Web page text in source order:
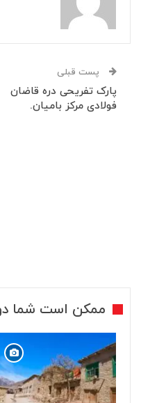
پست قبلی
پارک تفریحی دره قاضان
فولادی مرکز بامیان.
ممکن است شما